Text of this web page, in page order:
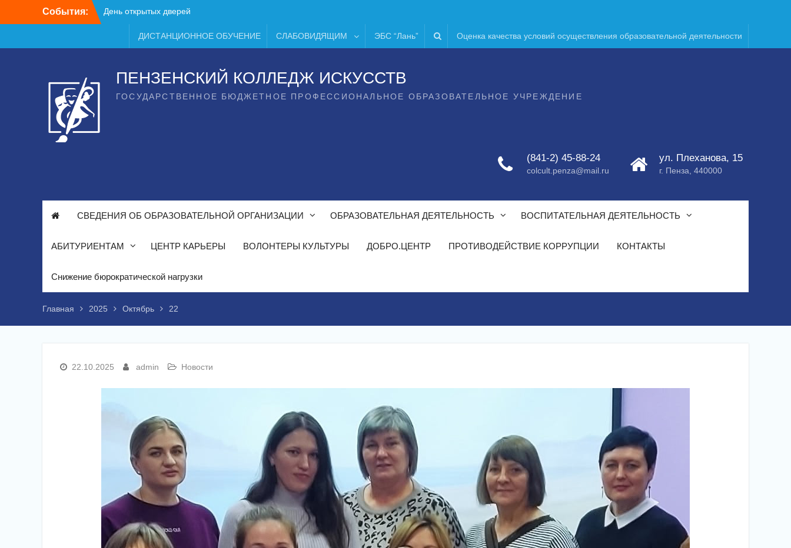
События: День открытых дверей
ДИСТАНЦИОННОЕ ОБУЧЕНИЕ СЛАБОВИДЯЩИМ ЭБС “Лань” Оценка качества условий осуществления образовательной деятельности
ПЕНЗЕНСКИЙ КОЛЛЕДЖ ИСКУССТВ
ГОСУДАРСТВЕННОЕ БЮДЖЕТНОЕ ПРОФЕССИОНАЛЬНОЕ ОБРАЗОВАТЕЛЬНОЕ УЧРЕЖДЕНИЕ
(841-2) 45-88-24
colcult.penza@mail.ru
ул. Плеханова, 15
г. Пенза, 440000
СВЕДЕНИЯ ОБ ОБРАЗОВАТЕЛЬНОЙ ОРГАНИЗАЦИИ ОБРАЗОВАТЕЛЬНАЯ ДЕЯТЕЛЬНОСТЬ ВОСПИТАТЕЛЬНАЯ ДЕЯТЕЛЬНОСТЬ
АБИТУРИЕНТАМ ЦЕНТР КАРЬЕРЫ ВОЛОНТЕРЫ КУЛЬТУРЫ ДОБРО.ЦЕНТР ПРОТИВОДЕЙСТВИЕ КОРРУПЦИИ КОНТАКТЫ
Снижение бюрократической нагрузки
Главная 2025 Октябрь 22
22.10.2025 admin Новости